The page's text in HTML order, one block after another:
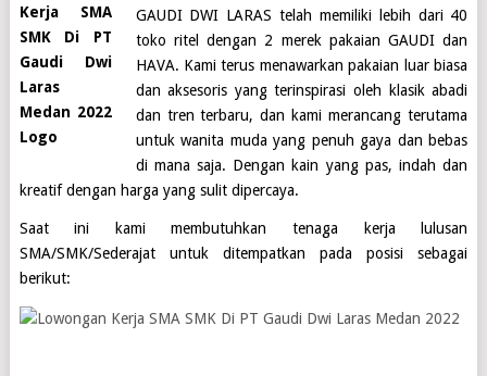
GAUDI DWI LARAS telah memiliki lebih dari 40
toko ritel dengan 2 merek pakaian GAUDI dan
HAVA. Kami terus menawarkan pakaian luar biasa
dan aksesoris yang terinspirasi oleh klasik abadi
dan tren terbaru, dan kami merancang terutama
untuk wanita muda yang penuh gaya dan bebas
di mana saja. Dengan kain yang pas, indah dan
kreatif dengan harga yang sulit dipercaya.
Saat ini kami membutuhkan tenaga kerja lulusan
SMA/SMK/Sederajatuntuk ditempatkan pada posisi sebagai
berikut: